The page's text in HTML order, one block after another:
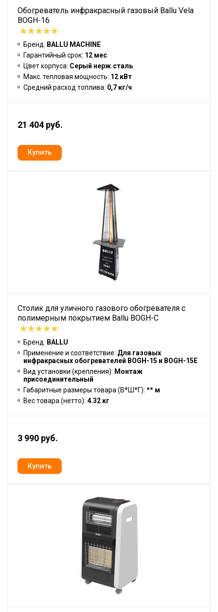
Обогреватель инфракрасный газовый Ballu Vela
BOGH-16
Бренд: BALLU MACHINE
Гарантийный срок: 12 мес
Цвет корпуса: Серый нерж.сталь
Макс. тепловая мощность: 12 кВт
Средний расход топлива: 0,7 кг/ч
21 404 руб.
Столик для уличного газового обогревателя с
полимерным покрытием Ballu BOGH-С
Бренд: BALLU
Применение и соответствие: Для газовых
инфракрасных обогревателей BOGH-15 и BOGH-15E
Вид установки (крепления): Монтаж
присоединительный
Габаритные размеры товара (В*Ш*Г): ** м
Вес товара (нетто): 4.32 кг
3 990 руб.